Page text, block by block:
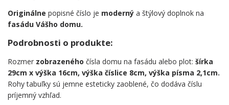
Originálne popisné číslo je moderný a štýlový doplnok na
fasádu Vášho domu.
Podrobnosti o produkte:
Rozmer zobrazeného čísla domu na fasádu alebo plot: šírka
29cm x výška 16cm, výška číslice 8cm, výška písma 2,1cm.
Rohy tabuľky sú jemne esteticky zaoblené, čo dodáva číslu
príjemný vzhľad.